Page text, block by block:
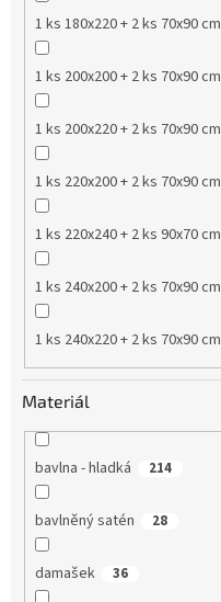
1 ks 180x220 + 2 ks 70x90 cm
1 ks 200x200 + 2 ks 70x90 cm
1 ks 200x220 + 2 ks 70x90 cm
1 ks 220x200 + 2 ks 70x90 cm
1 ks 220x240 + 2 ks 90x70 cm
1 ks 240x200 + 2 ks 70x90 cm
1 ks 240x220 + 2 ks 70x90 cm
Materiál
bavlna - hladká 214
bavlněný satén 28
damašek 36